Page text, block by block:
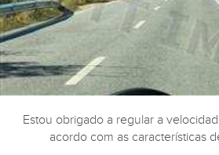
Estou obrigado a regular a
acordo com as características